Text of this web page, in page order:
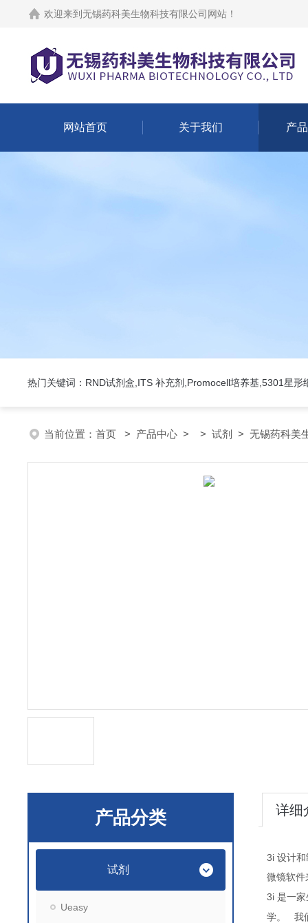
欢迎来到 无锡药科美生物科技有限公司网站 ！
网站首页 关于我们 产
热门关键词：RND试剂盒,ITS 补充剂,Promocell培养基,5301星形
当前位置： 首页 > 产品中心 > > 试剂 > 无锡药科美
产品分类
试剂
Ueasy
详细
3i 设计
微镜软件
3i 是一
学。
我